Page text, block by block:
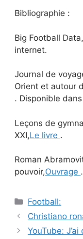
Bibliographie :
Big Football Data,
internet.
Journal de
Orient et autour
. Disponible
Leçons de
XXI,Le livre .
Roman
pouvoir,Ouvrage
Catégories
Football:
Navigation
des
Christiano
YouTube: